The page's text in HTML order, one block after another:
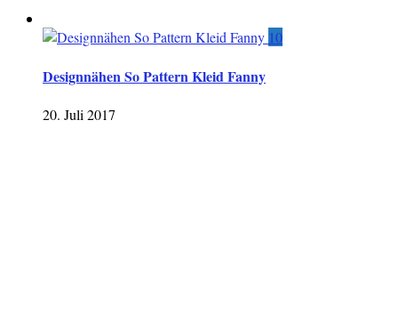
10
Designnähen So Pattern Kleid Fanny
20. Juli 2017